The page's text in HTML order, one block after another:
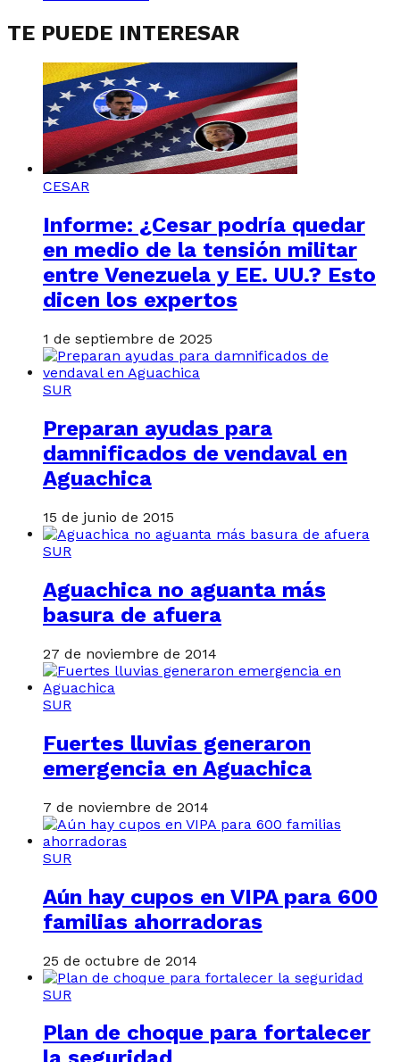
TE PUEDE INTERESAR
CESAR
Informe: ¿Cesar podría quedar
en medio de la tensión militar
entre Venezuela y EE. UU.? Esto
dicen los expertos
1 de septiembre de 2025
SUR
Preparan ayudas para
damnificados de vendaval en
Aguachica
15 de junio de 2015
SUR
Aguachica no aguanta más
basura de afuera
27 de noviembre de 2014
SUR
Fuertes lluvias generaron
emergencia en Aguachica
7 de noviembre de 2014
SUR
Aún hay cupos en VIPA para 600
familias ahorradoras
25 de octubre de 2014
SUR
Plan de choque para fortalecer